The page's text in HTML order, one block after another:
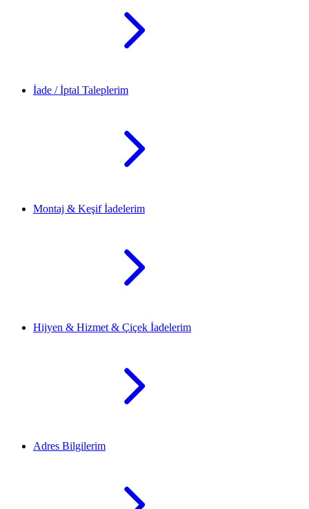
İade / İptal Taleplerim
Montaj & Keşif İadelerim
Hijyen & Hizmet & Çiçek İadelerim
Adres Bilgilerim